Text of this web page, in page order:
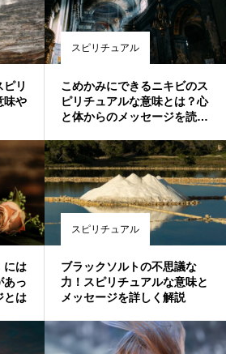
リ
味や
スピリチュアル
こめかみにできるニキビのス
ピリチュアルな意味とは？心
と体からのメッセージを読み
には
あっ
とは
スピリチュアル
ブラックソルトの不思議な
力！スピリチュアルな意味と
メッセージを詳しく解説